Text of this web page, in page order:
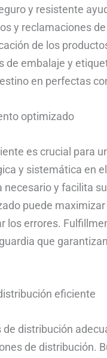
y resistente
y reclamaciones
de los
de embalaje y
en perfectas
optimizado
es crucial para
y sistemática en
y facilita
puede
los errores.
que
eficiente
de distribución
de distribución.